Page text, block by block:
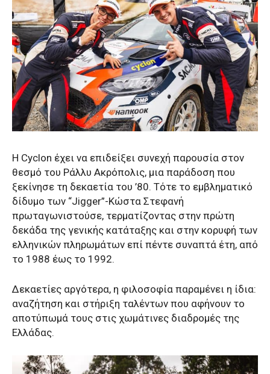
Η Cyclon έχει να επιδείξει συνεχή παρουσία στον
θεσμό του Ράλλυ Ακρόπολις, μια παράδοση που
ξεκίνησε τη δεκαετία του ’80. Τότε το εμβληματικό
δίδυμο των “Jigger”-Κώστα Στεφανή
πρωταγωνιστούσε, τερματίζοντας στην πρώτη
δεκάδα της γενικής κατάταξης και στην κορυφή των
ελληνικών πληρωμάτων επί πέντε συναπτά έτη, από
το 1988 έως το 1992.
Δεκαετίες αργότερα, η φιλοσοφία παραμένει η ίδια:
αναζήτηση και στήριξη ταλέντων που αφήνουν το
αποτύπωμά τους στις χωμάτινες διαδρομές της
Ελλάδας.